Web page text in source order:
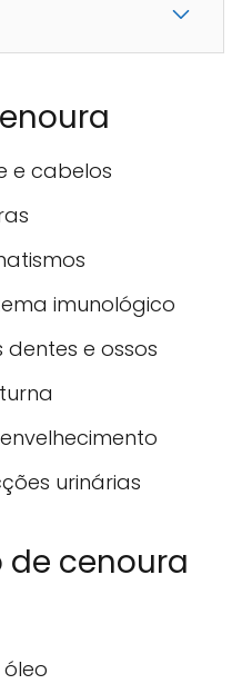
e cabelos
imunológico
e ossos
urinárias
de cenoura